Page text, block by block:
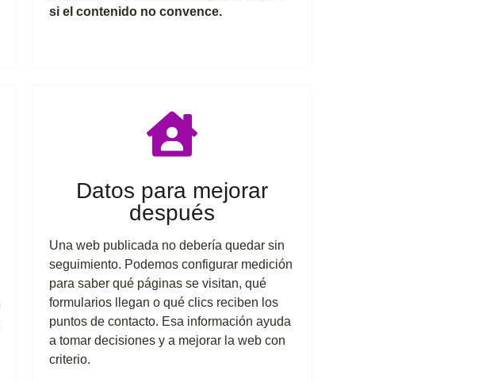
si el contenido no convence.
Datos para mejorar
después
Una web publicada no debería quedar sin
seguimiento. Podemos configurar medición
para saber qué páginas se visitan, qué
formularios llegan o qué clics reciben los
puntos de contacto. Esa información ayuda
a tomar decisiones y a mejorar la web con
criterio.